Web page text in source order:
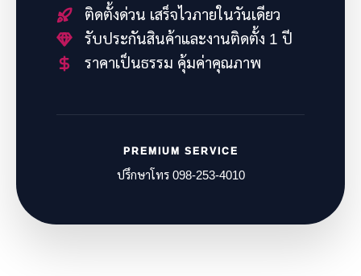
ติดตั้งด่วน เสร็จไวภายในวันเดียว
รับประกันสินค้าและงานติดตั้ง 1 ปี
ราคาเป็นธรรม คุ้มค่าคุณภาพ
PREMIUM SERVICE
ปรึกษาโทร 098-253-4010